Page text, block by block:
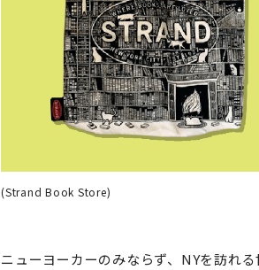
(Strand Book Store)
ニューヨーカーのみならず、NYを訪れ